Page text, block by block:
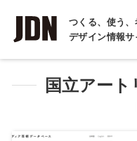
つくる、使う
デザイン情報サ
INTERVIEW
インタビュー
REPORT
COLUMN
国立アー